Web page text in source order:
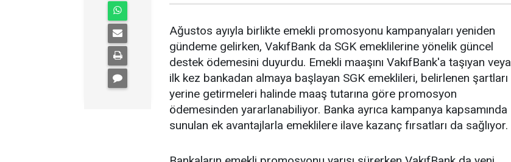
Ağustos ayıyla birlikte emekli promosyonu kampanyaları yeniden
gündeme gelirken, VakıfBank da SGK emeklilerine yönelik güncel
destek ödemesini duyurdu. Emekli maaşını VakıfBank'a taşıyan veya
ilk kez bankadan almaya başlayan SGK emeklileri, belirlenen şartları
yerine getirmeleri halinde maaş tutarına göre promosyon
ödemesinden yararlanabiliyor. Banka ayrıca kampanya kapsamında
sunulan ek avantajlarla emeklilere ilave kazanç fırsatları da sağlıyor.